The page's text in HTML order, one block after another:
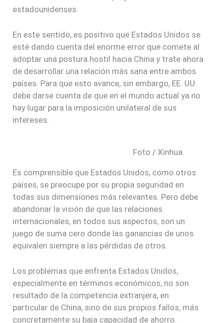
estadounidenses.
En este sentido, es positivo que Estados Unidos se
esté dando cuenta del enorme error que comete al
adoptar una postura hostil hacia China y trate ahora
de desarrollar una relación más sana entre ambos
países. Para que esto avance, sin embargo, EE. UU.
debe darse cuenta de que en el mundo actual ya no
hay lugar para la imposición unilateral de sus
intereses.
Foto / Xinhua.
Es comprensible que Estados Unidos, como otros
países, se preocupe por su propia seguridad en
todas sus dimensiones más relevantes. Pero debe
abandonar la visión de que las relaciones
internacionales, en todos sus aspectos, son un
juego de suma cero donde las ganancias de unos
equivalen siempre a las pérdidas de otros.
Los problemas que enfrenta Estados Unidos,
especialmente en términos económicos, no son
resultado de la competencia extranjera, en
particular de China, sino de sus propios fallos, más
concretamente su baja capacidad de ahorro.